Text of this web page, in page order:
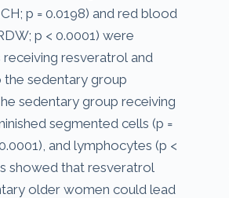
p = 0.0198) and red blood
p < 0.0001) were
resveratrol and
sedentary group
sedentary group receiving
segmented cells (p =
and lymphocytes (p <
showed that resveratrol
older women could lead